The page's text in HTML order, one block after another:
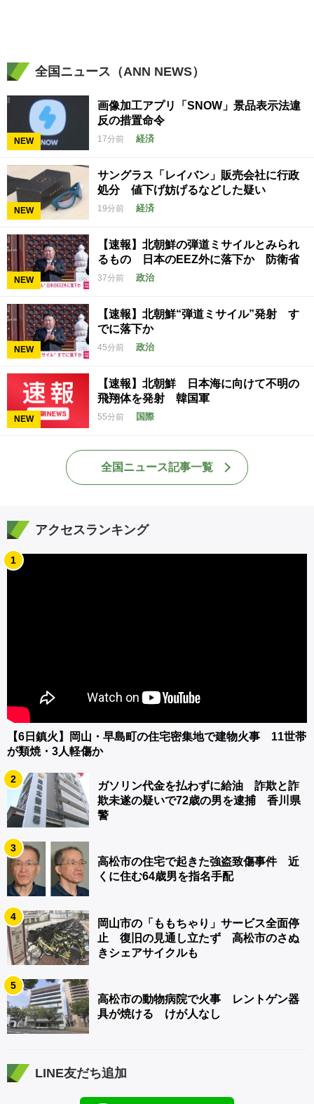
全国ニュース（ANN NEWS）
NEW
画像加工アプリ「SNOW」景品表示法違
反の措置命令
17分前 経済
NEW
サングラス「レイバン」販売会社に行政
処分 値下げ妨げるなどした疑い
19分前 経済
NEW
【速報】北朝鮮の弾道ミサイルとみられ
るもの 日本のEEZ外に落下か 防衛省
37分前 政治
NEW
【速報】北朝鮮“弾道ミサイル”発射 す
でに落下か
45分前 政治
NEW
【速報】北朝鮮 日本海に向けて不明の
飛翔体を発射 韓国軍
55分前 国際
全国ニュース記事一覧
アクセスランキング
1
【6日鎮火】岡山・早島町の住宅密集地で建物火事 11世帯
が類焼・3人軽傷か
2
ガソリン代金を払わずに給油 詐欺と詐
欺未遂の疑いで72歳の男を逮捕 香川県
警
3
高松市の住宅で起きた強盗致傷事件 近
くに住む64歳男を指名手配
4
岡山市の「ももちゃり」サービス全面停
止 復旧の見通し立たず 高松市のさぬ
きシェアサイクルも
5
高松市の動物病院で火事 レントゲン器
具が焼ける けが人なし
LINE友だち追加